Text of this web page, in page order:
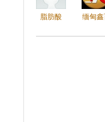
脂肪酸 缅甸